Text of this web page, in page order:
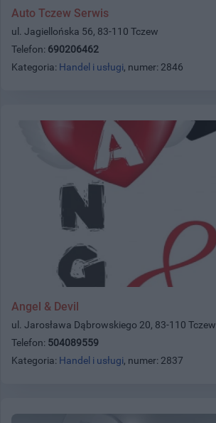
Auto Tczew Serwis
ul. Jagiellońska 56, 83-110 Tczew
Telefon: 690206462
Kategoria: Handel i usługi, numer: 2846
Angel & Devil
ul. Jarosława Dąbrowskiego 20, 83-110 Tczew
Telefon: 504089559
Kategoria: Handel i usługi, numer: 2837